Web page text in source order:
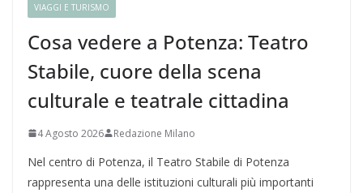
VIAGGI E TURISMO
Cosa vedere a Potenza: Teatro
Stabile, cuore della scena
culturale e teatrale cittadina
4 Agosto 2026 Redazione Milano
Nel centro di Potenza, il Teatro Stabile di Potenza
rappresenta una delle istituzioni culturali più importanti